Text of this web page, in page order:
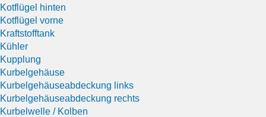
Kotflügel hinten
Kotflügel vorne
Kraftstofftank
Kühler
Kupplung
Kurbelgehäuse
Kurbelgehäuseabdeckung links
Kurbelgehäuseabdeckung rechts
Kurbelwelle / Kolben